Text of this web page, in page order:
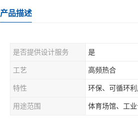
产品描述
是否提供设计服务 是
工艺 高频热合
特性 环保、可循环利
用途范围 体育场馆、工